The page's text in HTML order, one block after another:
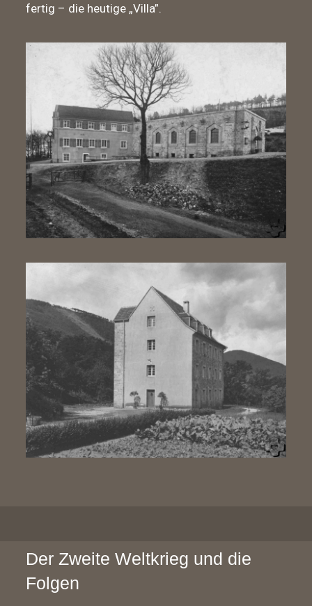
fertig – die heutige „Villa”.
Der Zweite Weltkrieg und die
Folgen